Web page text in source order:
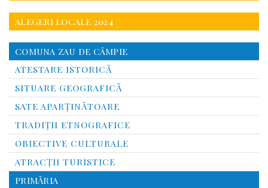
ALEGERI LOCALE 2024
COMUNA ZAU DE CÂMPIE
ATESTARE ISTORICĂ
SITUARE GEOGRAFICĂ
SATE APARȚINĂTOARE
TRADIȚII ETNOGRAFICE
OBIECTIVE CULTURALE
ATRACȚII TURISTICE
PRIMĂRIA